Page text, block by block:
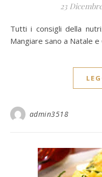
23
Tutti i consigli della nutrizionista per la cena della vigilia.
Mangiare sano a Natale e
admin3518